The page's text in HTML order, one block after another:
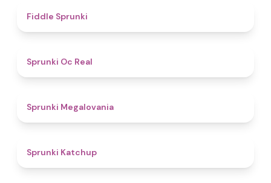
Fiddle Sprunki
Sprunki Oc Real
Sprunki Megalovania
Sprunki Katchup